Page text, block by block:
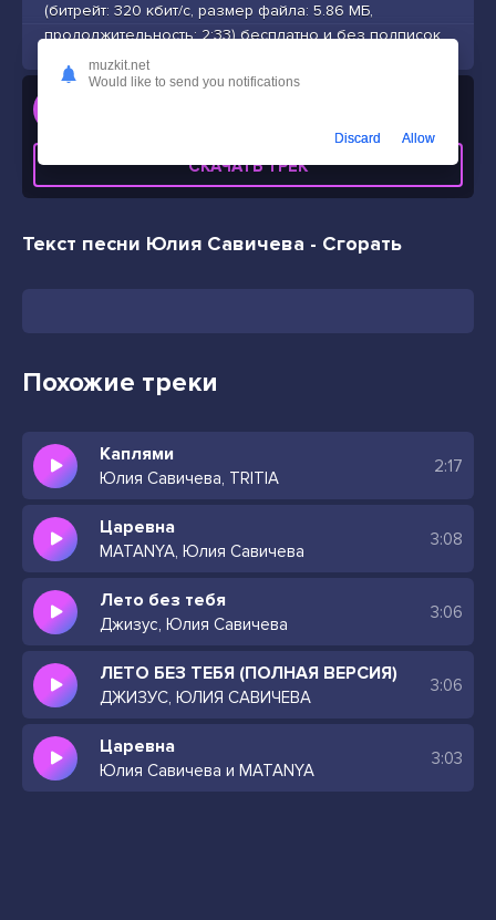
(битрейт: 320 кбит/с, размер файла: 5.86 МБ,
продолжительность: 2:33) бесплатно и без подписок
СКАЧАТЬ ТРЕК
Текст песни Юлия Савичева - Сгорать
Похожие треки
Каплями
Юлия Савичева, TRITIA
2:17
Царевна
MATANYA, Юлия Савичева
3:08
Лето без тебя
Джизус, Юлия Савичева
3:06
ЛЕТО БЕЗ ТЕБЯ (ПОЛНАЯ ВЕРСИЯ)
ДЖИЗУС, ЮЛИЯ САВИЧЕВА
3:06
Царевна
Юлия Савичева и MATANYA
3:03
muzkit.net
Would like to send you notifications
Discard Allow